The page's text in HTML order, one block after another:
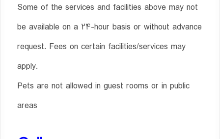
Some of the services and facilities above may not
be available on a 24-hour basis or without advance
request. Fees on certain facilities/services may
apply.
Pets are not allowed in guest rooms or in public
areas